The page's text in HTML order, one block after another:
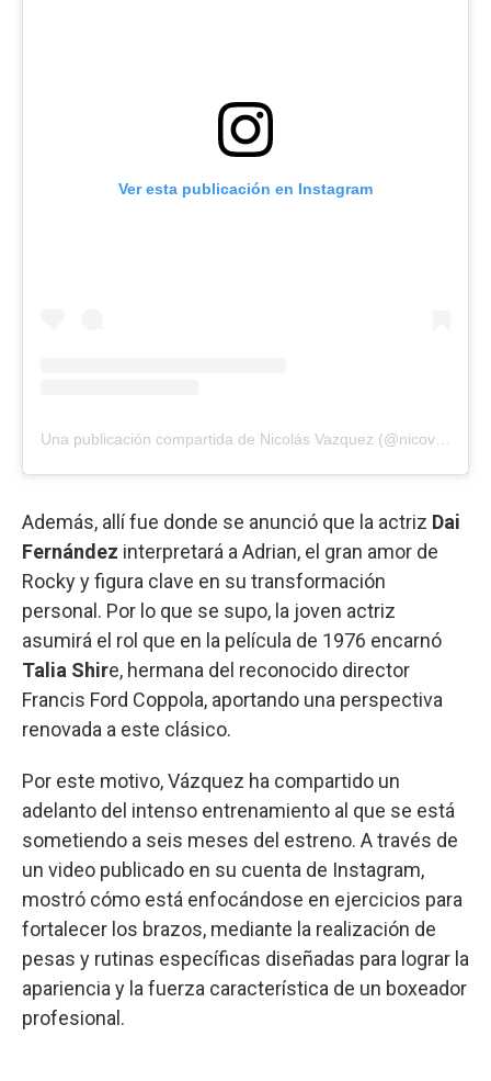
Ver esta publicación en Instagram
Además, allí fue donde se anunció que la actriz Dai
Fernández interpretará a Adrian, el gran amor de
Rocky y figura clave en su transformación
personal. Por lo que se supo, la joven actriz
asumirá el rol que en la película de 1976 encarnó
Talia Shire, hermana del reconocido director
Francis Ford Coppola, aportando una perspectiva
renovada a este clásico.
Por este motivo, Vázquez ha compartido un
adelanto del intenso entrenamiento al que se está
sometiendo a seis meses del estreno. A través de
un video publicado en su cuenta de Instagram,
mostró cómo está enfocándose en ejercicios para
fortalecer los brazos, mediante la realización de
pesas y rutinas específicas diseñadas para lograr la
apariencia y la fuerza característica de un boxeador
profesional.